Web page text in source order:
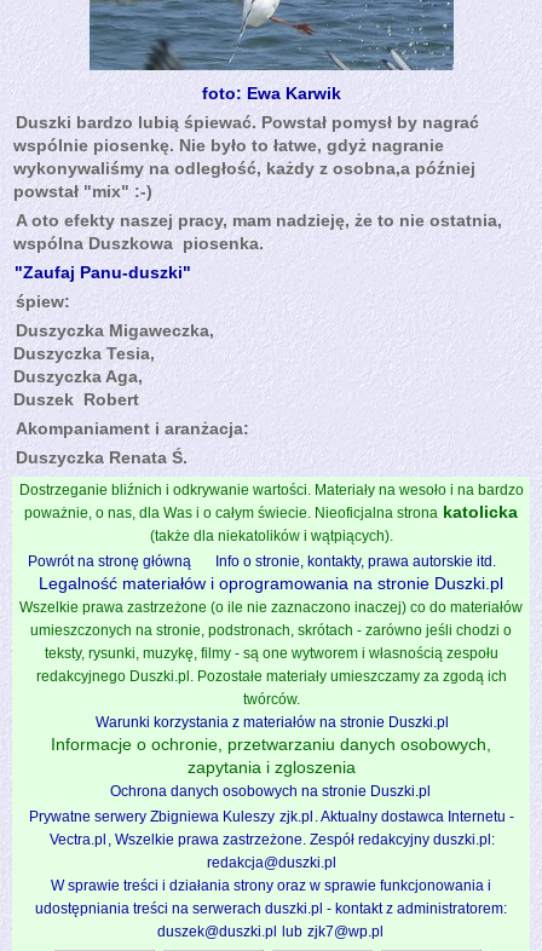
foto: Ewa Karwik
Duszki bardzo lubią śpiewać. Powstał pomysł by nagrać
wspólnie piosenkę. Nie było to łatwe, gdyż nagranie
wykonywaliśmy na odległość, każdy z osobna,a później
powstał "mix" :-)
A oto efekty naszej pracy, mam nadzieję, że to nie ostatnia,
wspólna Duszkowa piosenka.
"Zaufaj Panu-duszki"
śpiew:
Duszyczka Migaweczka,
Duszyczka Tesia,
Duszyczka Aga,
Duszek Robert
Akompaniament i aranżacja:
Duszyczka Renata Ś.
Dostrzeganie bliźnich i odkrywanie wartości. Materiały na wesoło i na bardzo
poważnie, o nas, dla Was i o całym świecie. Nieoficjalna strona katolicka
(także dla niekatolików i wątpiących).
Powrót na stronę główną
Info o stronie, kontakty, prawa autorskie itd.
Legalność materiałów i oprogramowania na stronie Duszki.pl
Wszelkie prawa zastrzeżone (o ile nie zaznaczono inaczej) co do materiałów
umieszczonych na stronie, podstronach, skrótach - zarówno jeśli chodzi o
teksty, rysunki, muzykę, filmy - są one wytworem i własnością zespołu
redakcyjnego Duszki.pl. Pozostałe materiały umieszczamy za zgodą ich
twórców.
Warunki korzystania z materiałów na stronie Duszki.pl
Informacje o ochronie, przetwarzaniu danych osobowych,
zapytania i zgloszenia
Ochrona danych osobowych na stronie Duszki.pl
Prywatne serwery Zbigniewa Kuleszy zjk.pl . Aktualny dostawca Internetu -
Vectra.pl , Wszelkie prawa zastrzeżone. Zespół redakcyjny duszki.pl:
redakcja@duszki.pl
W sprawie treści i działania strony oraz w sprawie funkcjonowania i
udostępniania treści na serwerach duszki.pl - kontakt z administratorem:
duszek@duszki.pl lub zjk7@wp.pl